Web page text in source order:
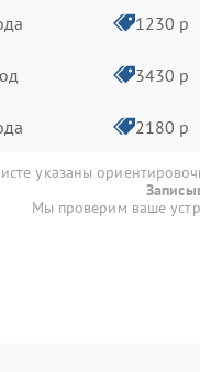
1230 р
3430 р
2180 р
указаны
Мы проверим ваше